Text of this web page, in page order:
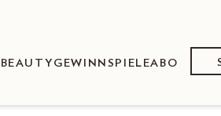
BEAUTY GEWINNSPIELEABO